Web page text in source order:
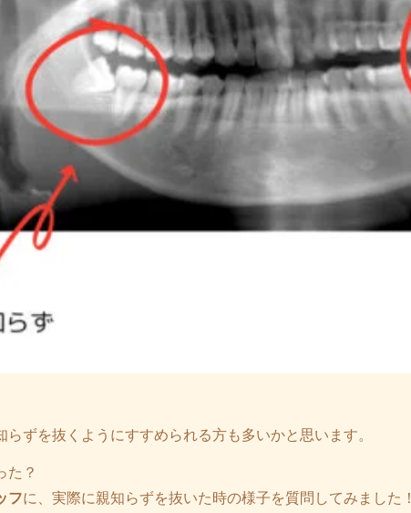
ずを抜くようにすすめられる方も多いかと思います。
た？
フに、実際に親知らずを抜いた時の様子を質問してみました！